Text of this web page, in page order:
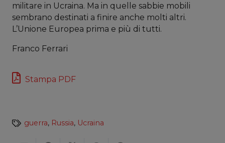
militare in Ucraina. Ma in quelle sabbie mobili
sembrano destinati a finire anche molti altri.
L’Unione Europea prima e più di tutti.
Franco Ferrari
Stampa PDF
guerra, Russia, Ucraina